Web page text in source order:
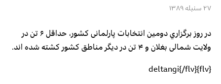
۲۷ سنبله ۱۳۸۹
در روز برگزاري دومین انتخابات پارلمانی كشور، حداقل ۶ تن در
ولایت شمالی بغلان و ۴ تن در دیگر مناطق كشور كشته شده اند.
{flv}deltangi{/flv}